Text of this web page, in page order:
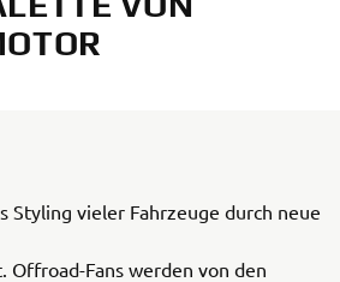
Styling vieler Fahrzeuge durch neue
Offroad-Fans werden von den